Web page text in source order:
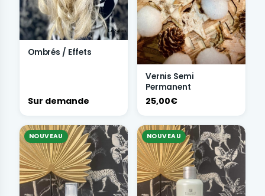
Ombrés / Effets
Sur demande
Vernis Semi
Permanent
25,00€
NOUVEAU NOUVEAU